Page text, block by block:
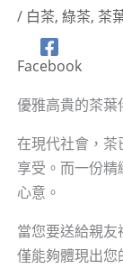
/ 白茶, 綠茶, 茶
Facebook
優雅高貴的茶葉
在現代社會，茶
享受。而一份
心意。
當您要送給親
僅能夠體現出